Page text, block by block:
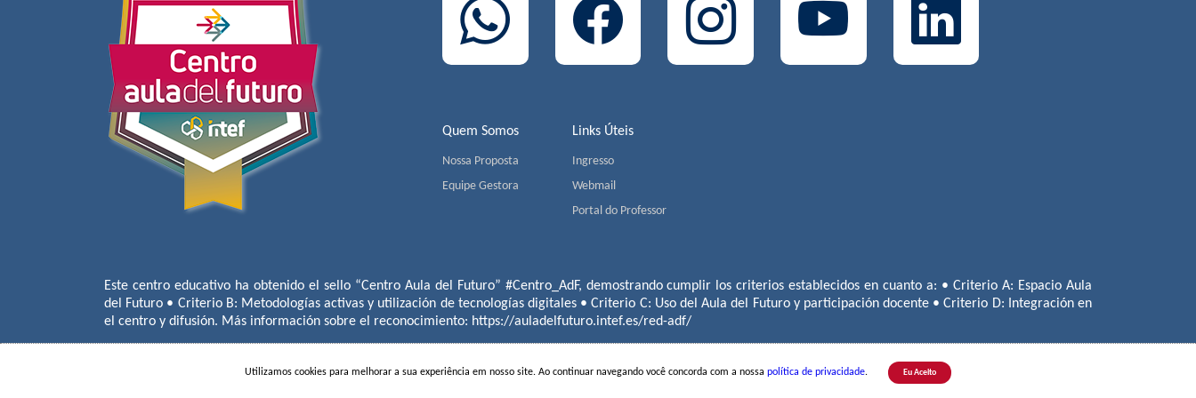
Quem Somos
Nossa Proposta
Equipe Gestora
Links Úteis
Ingresso
Webmail
Portal do Professor
Este centro educativo ha obtenido el sello “Centro Aula del Futuro” #Centro_AdF, demostrando cumplir los criterios establecidos en cuanto a: • Criterio A: Espacio Aula
del Futuro • Criterio B: Metodologías activas y utilización de tecnologías digitales • Criterio C: Uso del Aula del Futuro y participación docente • Criterio D: Integración en
el centro y difusión. Más información sobre el reconocimiento: https://auladelfuturo.intef.es/red-adf/
COLÉGIO MIGUEL DE CERVANTES | Av. Jorge João Saad, 905 - Morumbi - CEP 05618-001 - São Paulo | Tel.:+55(11) 3779-1800
Utilizamos cookies para melhorar a sua experiência em nosso site. Ao continuar navegando você concorda com a nossa política de privacidade. Eu Aceito